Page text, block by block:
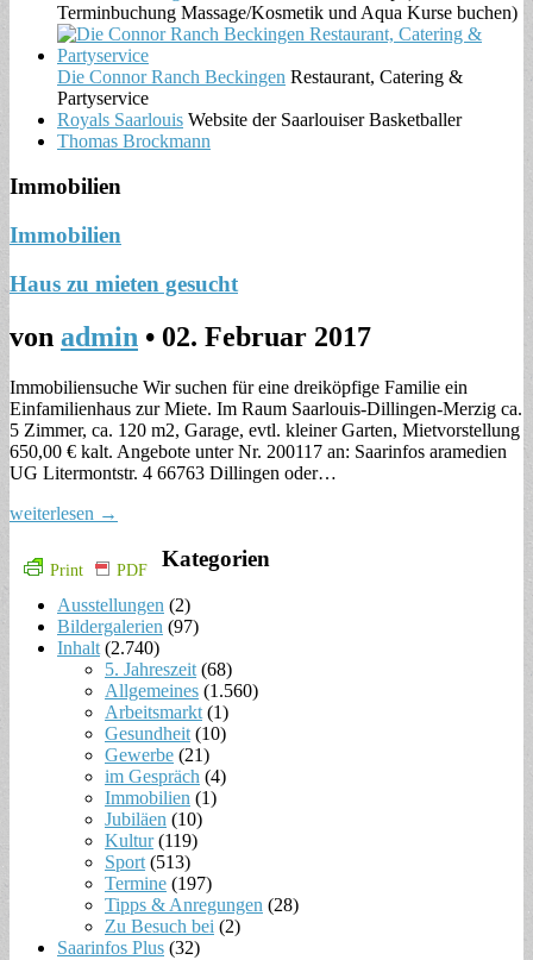
Terminbuchung Massage/Kosmetik und Aqua Kurse buchen)
Die Connor Ranch Beckingen Restaurant, Catering &
Partyservice
Royals Saarlouis Website der Saarlouiser Basketballer
Thomas Brockmann
Immobilien
Immobilien
Haus zu mieten gesucht
von admin • 02. Februar 2017
Immobiliensuche Wir suchen für eine dreiköpfige Familie ein
Einfamilienhaus zur Miete. Im Raum Saarlouis-Dillingen-Merzig ca.
5 Zimmer, ca. 120 m2, Garage, evtl. kleiner Garten, Mietvorstellung
650,00 € kalt. Angebote unter Nr. 200117 an: Saarinfos aramedien
UG Litermontstr. 4 66763 Dillingen oder…
weiterlesen →
Print PDF Kategorien
Ausstellungen (2)
Bildergalerien (97)
Inhalt (2.740)
5. Jahreszeit (68)
Allgemeines (1.560)
Arbeitsmarkt (1)
Gesundheit (10)
Gewerbe (21)
im Gespräch (4)
Immobilien (1)
Jubiläen (10)
Kultur(119)
Sport (513)
Termine (197)
Tipps & Anregungen (28)
Zu Besuch bei (2)
Saarinfos Plus (32)